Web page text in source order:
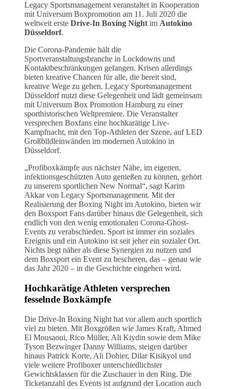
Legacy Sportsmanagement veranstaltet in Kooperation
mit Universum Boxpromotion am 11. Juli 2020 die
weltweit erste Drive-In Boxing Night im Autokino
Düsseldorf.
Die Corona-Pandemie hält die
Sportveranstaltungsbranche in Lockdowns und
Kontaktbeschränkungen gefangen. Krisen allerdings
bieten kreative Chancen für alle, die bereit sind,
kreative Wege zu gehen. Legacy Sportsmanagement
Düsseldorf nutzt diese Gelegenheit und lädt gemeinsam
mit Universum Box Promotion Hamburg zu einer
sporthistorischen Weltpremiere. Die Veranstalter
versprechen Boxfans eine hochkarätige Live-
Kampfnacht, mit den Top-Athleten der Szene, auf LED
Großbildleinwänden im modernen Autokino in
Düsseldorf.
„Profiboxkämpfe aus nächster Nähe, im eigenen,
infektionsgeschützten Auto genießen zu können, gehört
zu unserem sportlichen New Normal“, sagt Karim
Akkar von Legacy Sportsmanagement. Mit der
Realisierung der Boxing Night im Autokino, bieten wir
den Boxsport Fans darüber hinaus die Gelegenheit, sich
endlich von den wenig emotionalen Corona-Ghost-
Events zu verabschieden. Sport ist immer ein soziales
Ereignis und ein Autokino ist seit jeher ein sozialer Ort.
Nichts liegt näher als diese Synergien zu nutzen und
dem Boxsport ein Event zu bescheren, das – genau wie
das Jahr 2020 – in die Geschichte eingehen wird.
Hochkarätige Athleten versprechen
fesselnde Boxkämpfe
Die Drive-In Boxing Night hat vor allem auch sportlich
viel zu bieten. Mit Boxgrößen wie James Kraft, Ahmed
El Mousaoui, Rico Müller, Ali Kiydin sowie dem Mike
Tyson Bezwinger Danny Williams, steigen darüber
hinaus Patrick Korte, Ali Dohier, Dilar Kisikyol und
viele weitere Profiboxer unterschiedlichster
Gewichtsklassen für die Zuschauer in den Ring. Die
Ticketanzahl des Events ist aufgrund der Location auch